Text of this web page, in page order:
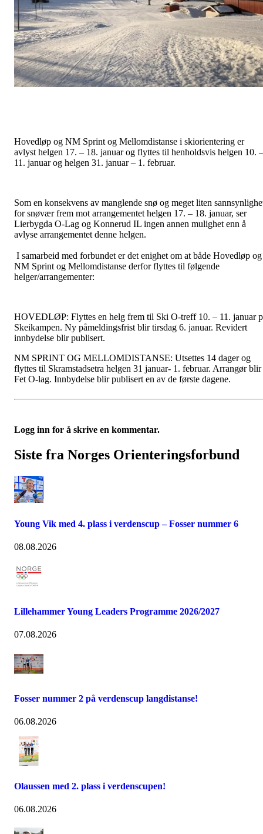
Hovedløp og NM Sprint og Mellomdistanse i skiorientering er
avlyst helgen 17. – 18. januar og flyttes til henholdsvis helgen 10. –
11. januar og helgen 31. januar – 1. februar.
Som en konsekvens av manglende snø og meget liten
for snøvær frem mot arrangementet helgen 17. – 18. januar, ser
Lierbygda O-Lag og Konnerud IL ingen annen mulighet enn å
avlyse arrangementet denne helgen.
I samarbeid med forbundet er det enighet om at både Hovedløp og
NM Sprint og Mellomdistanse derfor flyttes til følgende
helger/arrangementer:
HOVEDLØP: Flyttes en helg frem til Ski O-treff 10. – 11. januar
Skeikampen. Ny påmeldingsfrist blir tirsdag 6. januar. Revidert
innbydelse blir publisert.
NM SPRINT OG MELLOMDISTANSE: Utsettes 14 dager og
flyttes til Skramstadsetra helgen 31 januar- 1. februar. Arrangør blir
Fet O-lag. Innbydelse blir publisert en av de første dagene.
Logg inn for å skrive en kommentar.
Siste fra Norges Orienteringsforbund
Young Vik med 4. plass i verdenscup – Fosser nummer 6
08.08.2026
Lillehammer Young Leaders Programme 2026/2027
07.08.2026
Fosser nummer 2 på verdenscup langdistanse!
06.08.2026
Olaussen med 2. plass i verdenscupen!
06.08.2026